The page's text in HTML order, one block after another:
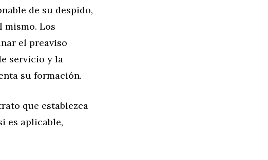
de su despido,
mismo. Los
el preaviso
servicio y la
su formación.
que establezca
es aplicable,